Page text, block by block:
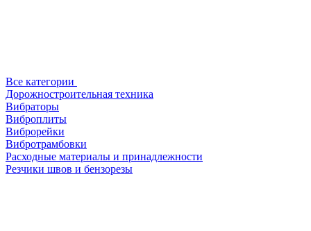
Все категории
Дорожностроительная техника
Вибраторы
Виброплиты
Виброрейки
Вибротрамбовки
Расходные материалы и принадлежности
Резчики швов и бензорезы